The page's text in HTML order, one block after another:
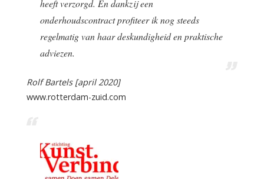
heeft verzorgd. En dankzij een
onderhoudscontract profiteer ik nog steeds
regelmatig van haar deskundigheid en praktische
adviezen.
Rolf Bartels [april 2020]
www.rotterdam-zuid.com